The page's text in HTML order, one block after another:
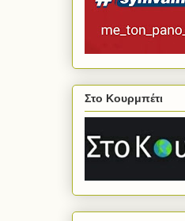
Στο Κουρμπέτι